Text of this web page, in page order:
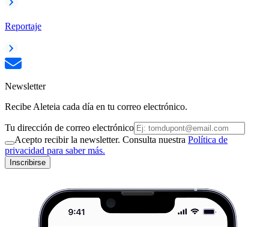
Reportaje
Newsletter
Recibe Aleteia cada día en tu correo electrónico.
Tu dirección de correo electrónico
Acepto recibir la newsletter. Consulta nuestra Política de
privacidad para saber más.
Inscribirse